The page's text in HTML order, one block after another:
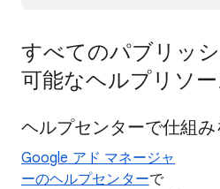
すべてのパブリッ
可能なヘルプリソー
ヘルプセンターで仕組
Google アド マネージャ
ーのヘルプセンターで